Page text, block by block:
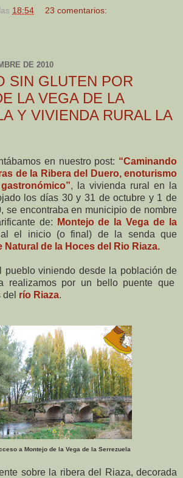
18:54 23 comentarios:
DE 2010
SIN GLUTEN POR
LA VEGA DE LA
Y VIVIENDA RURAL LA
en nuestro post: “Caminando
de la Ribera del Duero, enoturismo
, la vivienda rural en la
los días 30 y 31 de octubre y 1 de
se encontraba en municipio de nombre
de:
Montejo de la Vega de la
el inicio (o final) de la senda que
Natural de la Hoces del Rio Riaza.
pueblo viniendo desde la población de
realizamos por un bello puente que
río Riaza.
a Montejo de la Vega de la Serrezuela
sobre la ribera del Riaza, decorada